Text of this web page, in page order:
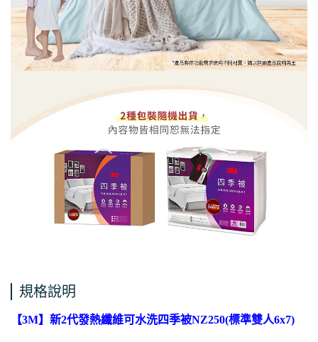
規格說明
【3M】新2代發熱纖維可水洗四季被NZ250(標準雙人6x7)